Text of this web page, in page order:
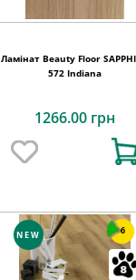
Ламінат Beauty Floor
572 Indiana
1266.00 грн
NEW 6